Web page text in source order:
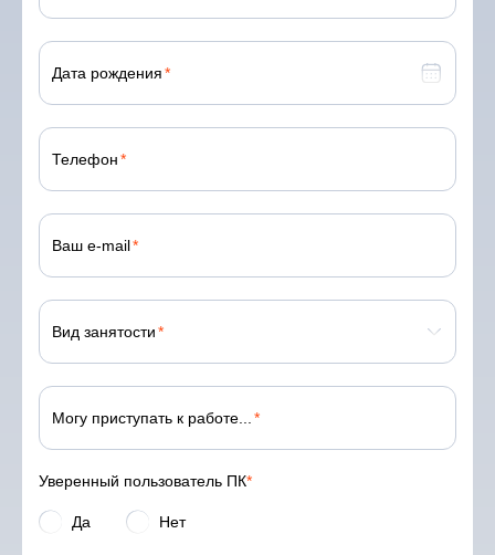
Дата рождения
Телефон
Ваш e-mail
Вид занятости
Полная занятость
Подработка
Еще не знаю
Могу приступать к работе...
Уверенный пользователь ПК
Да Нет